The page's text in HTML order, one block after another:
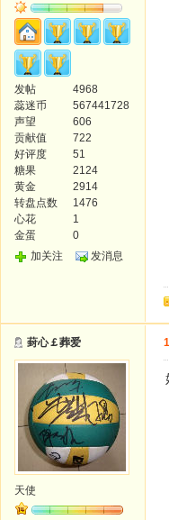
发帖
4968
蕊迷币
567441728
声望
606
贡献值
722
好评度
51
糖果
2124
黄金
2914
转盘点数
1476
心花
1
金蛋
0
加关注
发消息
葑心￡葬爱
天使